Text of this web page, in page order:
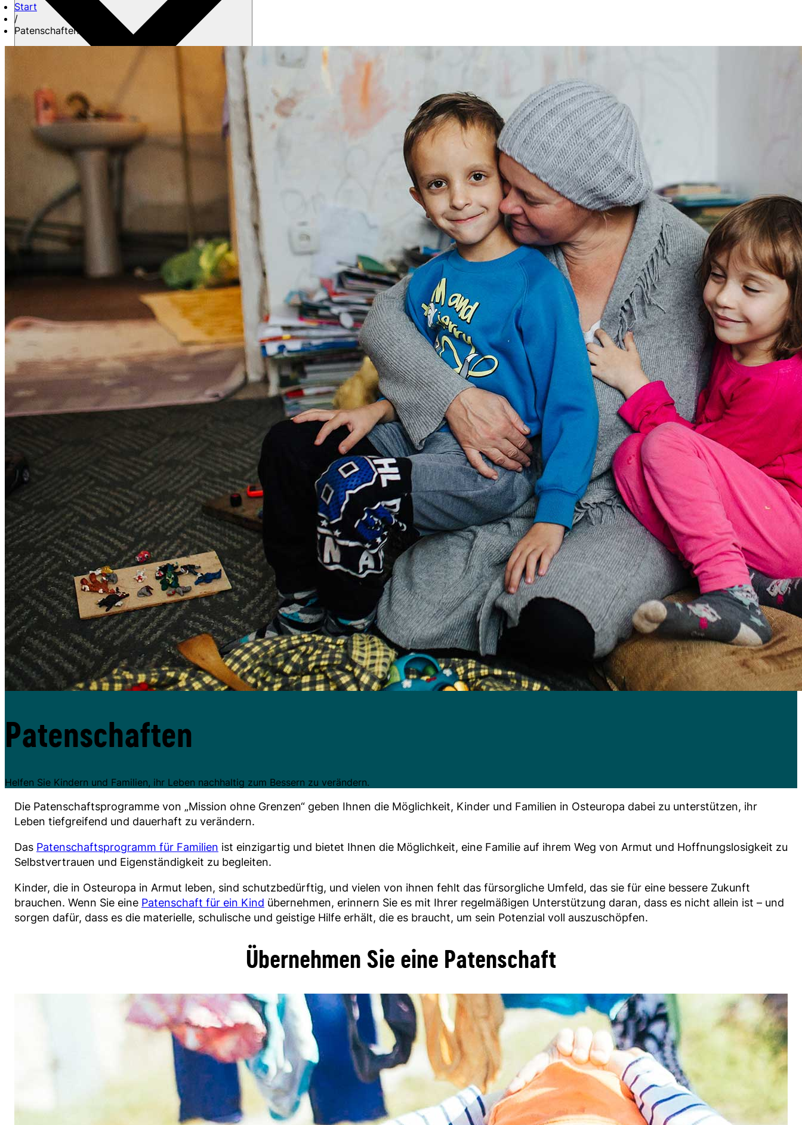
Über uns
Patenschaften
Spenden
Start
/
Patenschaften
Patenschaften
Helfen Sie Kindern und Familien, ihr Leben nachhaltig zum Bessern zu verändern.
Die Patenschaftsprogramme von „Mission ohne Grenzen“ geben Ihnen die Möglichkeit, Kinder und Familien in Osteuropa dabei zu unterstützen, ihr
Leben tiefgreifend und dauerhaft zu verändern.
Das Patenschaftsprogramm für Familien ist einzigartig und bietet Ihnen die Möglichkeit, eine Familie auf ihrem Weg von Armut und Hoffnungslosigkeit zu
Selbstvertrauen und Eigenständigkeit zu begleiten.
Kinder, die in Osteuropa in Armut leben, sind schutzbedürftig, und vielen von ihnen fehlt das fürsorgliche Umfeld, das sie für eine bessere Zukunft
brauchen. Wenn Sie eine Patenschaft für ein Kind übernehmen, erinnern Sie es mit Ihrer regelmäßigen Unterstützung daran, dass es nicht allein ist – und
sorgen dafür, dass es die materielle, schulische und geistige Hilfe erhält, die es braucht, um sein Potenzial voll auszuschöpfen.
Übernehmen Sie eine Patenschaft